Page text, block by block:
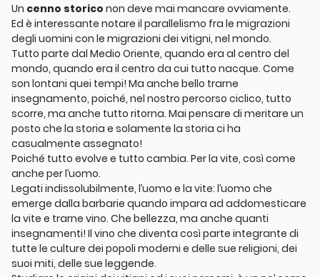
Un cenno storico non deve mai mancare ovviamente.
Ed è interessante notare il parallelismo fra le migrazioni
degli uomini con le migrazioni dei vitigni, nel mondo.
Tutto parte dal Medio Oriente, quando era al centro del
mondo, quando era il centro da cui tutto nacque. Come
son lontani quei tempi! Ma anche bello trarne
insegnamento, poiché, nel nostro percorso ciclico, tutto
scorre, ma anche tutto ritorna. Mai pensare di meritare un
posto che la storia e solamente la storia ci ha
casualmente assegnato!
Poiché tutto evolve e tutto cambia. Per la vite, così come
anche per l’uomo.
Legati indissolubilmente, l’uomo e la vite: l’uomo che
emerge dalla barbarie quando impara ad addomesticare
la vite e trarne vino. Che bellezza, ma anche quanti
insegnamenti! Il vino che diventa così parte integrante di
tutte le culture dei popoli moderni e delle sue religioni, dei
suoi miti, delle sue leggende.